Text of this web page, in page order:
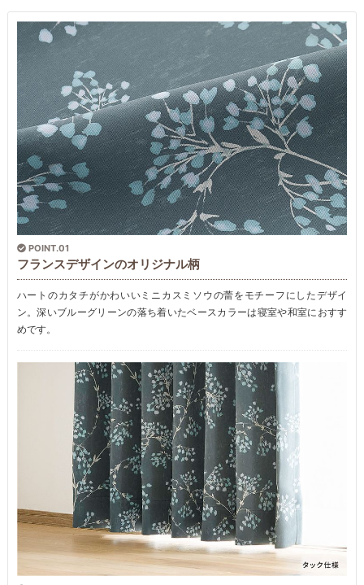
POINT.01
フランスデザインのオリジナル柄
ハートのカタチがかわいいミニカスミソウの蕾をモチーフにしたデザイ
ン。深いブルーグリーンの落ち着いたベースカラーは寝室や和室におすす
めです。